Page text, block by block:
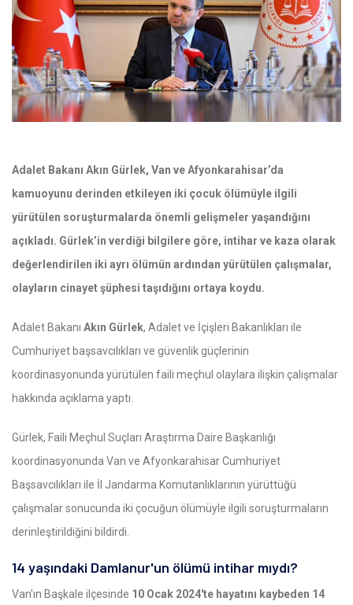
Adalet Bakanı Akın Gürlek, Van ve Afyonkarahisar’da
kamuoyunu derinden etkileyen iki çocuk ölümüyle ilgili
yürütülen soruşturmalarda önemli gelişmeler yaşandığını
açıkladı. Gürlek’in verdiği bilgilere göre, intihar ve kaza olarak
değerlendirilen iki ayrı ölümün ardından yürütülen çalışmalar,
olayların cinayet şüphesi taşıdığını ortaya koydu.
Adalet Bakanı Akın Gürlek, Adalet ve İçişleri Bakanlıkları ile
Cumhuriyet başsavcılıkları ve güvenlik güçlerinin
koordinasyonunda yürütülen faili meçhul olaylara ilişkin çalışmalar
hakkında açıklama yaptı.
Gürlek, Faili Meçhul Suçları Araştırma Daire Başkanlığı
koordinasyonunda Van ve Afyonkarahisar Cumhuriyet
Başsavcılıkları ile İl Jandarma Komutanlıklarının yürüttüğü
çalışmalar sonucunda iki çocuğun ölümüyle ilgili soruşturmaların
derinleştirildiğini bildirdi.
14 yaşındaki Damlanur'un ölümü intihar mıydı?
Van'ın Başkale ilçesinde 10 Ocak 2024'te hayatını kaybeden 14